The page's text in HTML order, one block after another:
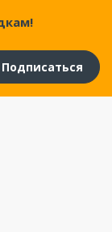
Подписаться